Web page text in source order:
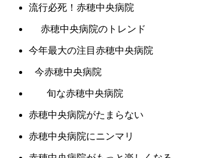
流行必死！赤穂中央病院
赤穂中央病院のトレンド
今年最大の注目赤穂中央病院
今赤穂中央病院
旬な赤穂中央病院
赤穂中央病院がたまらない
赤穂中央病院にニンマリ